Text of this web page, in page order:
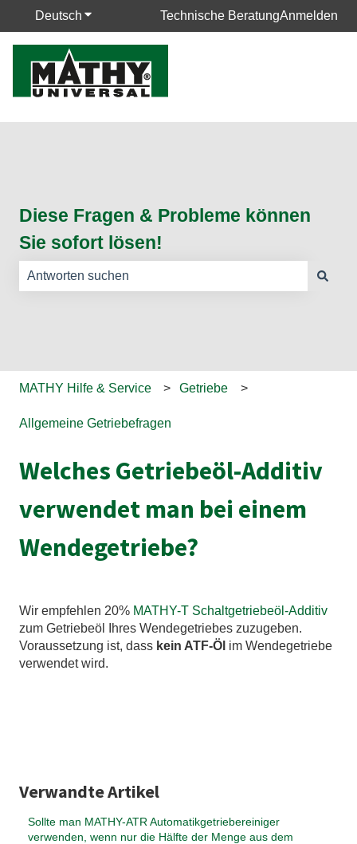
Deutsch Untermenü für Übersetzungen anzeigen
Technische BeratungAnmelden
Diese Fragen & Probleme können
Sie sofort lösen!
MATHY Hilfe & Service Getriebe
Allgemeine Getriebefragen
Welches Getriebeöl-Additiv
verwendet man bei einem
Wendegetriebe?
Wir empfehlen 20% MATHY-T Schaltgetriebeöl-Additiv
zum Getriebeöl Ihres Wendegetriebes zuzugeben.
Voraussetzung ist, dass kein ATF-Öl im Wendegetriebe
verwendet wird.
Verwandte Artikel
Sollte man MATHY-ATR Automatikgetriebereiniger
verwenden, wenn nur die Hälfte der Menge aus dem